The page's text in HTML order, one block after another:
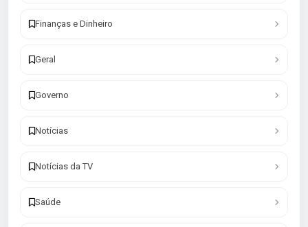
Finanças e Dinheiro
Geral
Governo
Notícias
Notícias da TV
Saúde